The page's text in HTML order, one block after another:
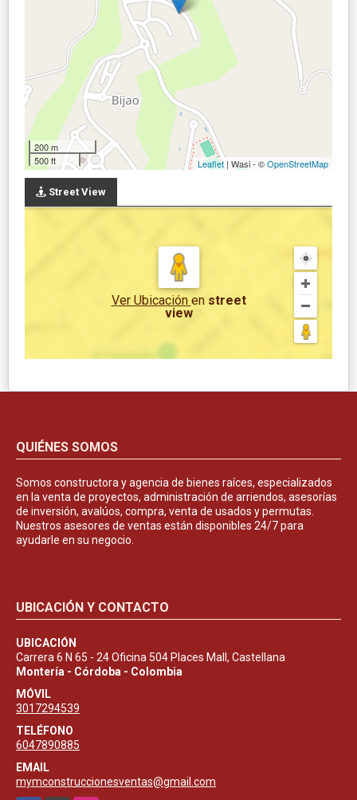
200 m
500 ft
Leaflet | Wasi - ©OpenStreetMap
Street View
Ver Ubicación en street
view
QUIÉNES SOMOS
Somos constructora y agencia de bienes raíces, especializados
en la venta de proyectos, administración de arriendos, asesorías
de inversión, avalúos, compra, venta de usados y permutas.
Nuestros asesores de ventas están disponibles 24/7 para
ayudarle en su negocio.
UBICACIÓN Y CONTACTO
UBICACIÓN
Carrera 6 N 65 - 24 Oficina 504 Places Mall, Castellana
Montería - Córdoba - Colombia
MÓVIL
3017294539
TELÉFONO
6047890885
EMAIL
mymconstruccionesventas@gmail.com